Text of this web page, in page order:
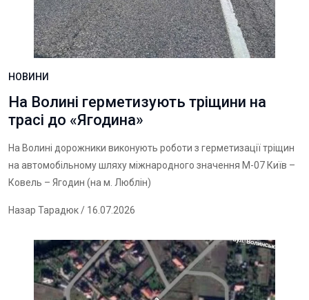
НОВИНИ
На Волині герметизують тріщини на
трасі до «Ягодина»
На Волині дорожники виконують роботи з герметизації тріщин
на автомобільному шляху міжнародного значення М-07 Київ –
Ковель – Ягодин (на м. Люблін)
Назар Тарадюк/ 16.07.2026